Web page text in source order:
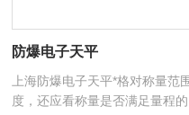
防爆电子天平
上海防爆电子天平*格对称量
度，还应看称量是否满足量程